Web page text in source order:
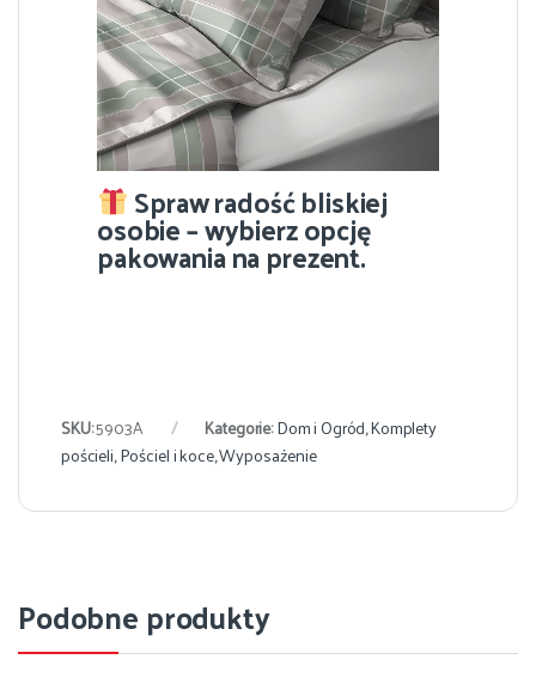
Spraw radość bliskiej
osobie – wybierz opcję
pakowania na prezent.
SKU:5903A Kategorie:Dom i Ogród,Komplety
pościeli,Pościel i koce,Wyposażenie
Podobne produkty